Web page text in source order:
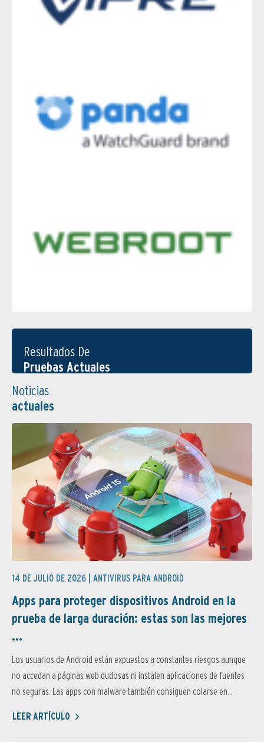
Resultados De
Pruebas Actuales
Noticias
actuales
14 DE JULIO DE 2026 | ANTIVIRUS PARA ANDROID
Apps para proteger dispositivos Android en la
prueba de larga duración: estas son las mejores
...
Los usuarios de Android están expuestos a constantes riesgos aunque
no accedan a páginas web dudosas ni instalen aplicaciones de fuentes
no seguras. Las apps con malware también consiguen colarse en...
LEER ARTÍCULO